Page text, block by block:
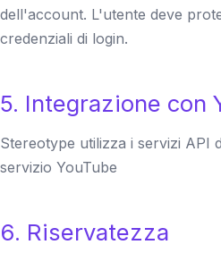
dell'account. L'utente deve
credenziali di login.
5. Integrazione con
Stereotype utilizza i servizi API
servizio YouTube
6. Riservatezza